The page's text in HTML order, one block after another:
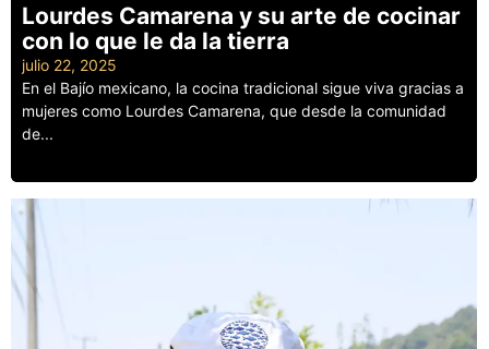
Lourdes Camarena y su arte de cocinar
con lo que le da la tierra
julio 22, 2025
En el Bajío mexicano, la cocina tradicional sigue viva gracias a
mujeres como Lourdes Camarena, que desde la comunidad
de...